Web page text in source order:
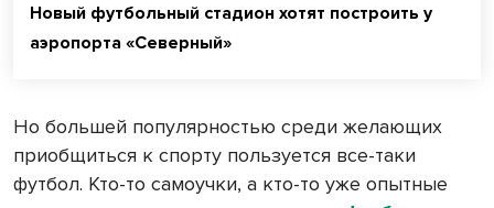
Новый футбольный стадион хотят построить у
аэропорта «Северный»
Но большей популярностью среди желающих
приобщиться к спорту пользуется все-таки
футбол. Кто-то самоучки, а кто-то уже опытные